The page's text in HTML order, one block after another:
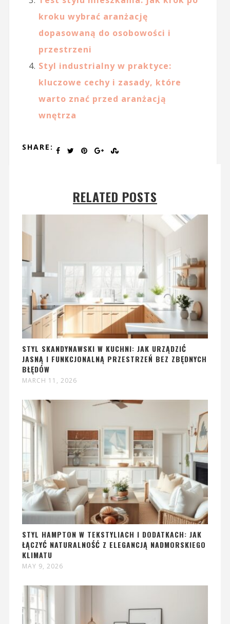
kroku wybrać aranżację
dopasowaną do osobowości i
przestrzeni
Styl industrialny w praktyce:
kluczowe cechy i zasady, które
warto znać przed aranżacją
wnętrza
SHARE:
RELATED POSTS
STYL SKANDYNAWSKI W KUCHNI: JAK URZĄDZIĆ
JASNĄ I FUNKCJONALNĄ PRZESTRZEŃ BEZ ZBĘDNYCH
BŁĘDÓW
MARCH 11, 2026
STYL HAMPTON W TEKSTYLIACH I DODATKACH: JAK
ŁĄCZYĆ NATURALNOŚĆ Z ELEGANCJĄ NADMORSKIEGO
KLIMATU
MAY 9, 2026